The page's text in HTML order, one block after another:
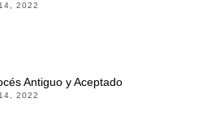
2022
Antiguo y Aceptado
2022